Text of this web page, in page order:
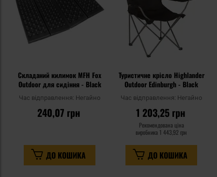
Складаний килимок MFH Fox
Outdoor для сидіння - Black
Час відправлення: Негайно
240,07 грн
ДО КОШИКА
Туристичне крісло Highlander
Outdoor Edinburgh - Black
Час відправлення: Негайно
1 203,25 грн
Рекомендована ціна
виробника 1 443,92 грн
ДО КОШИКА